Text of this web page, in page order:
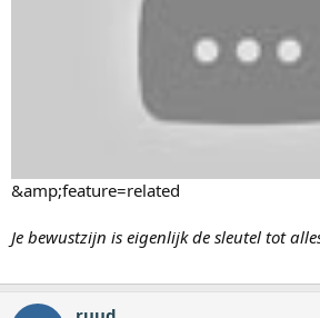
&amp;feature=related
Je bewustzijn is eigenlijk de sleutel tot